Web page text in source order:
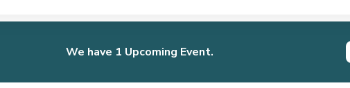
We have 1 Upcoming Event.